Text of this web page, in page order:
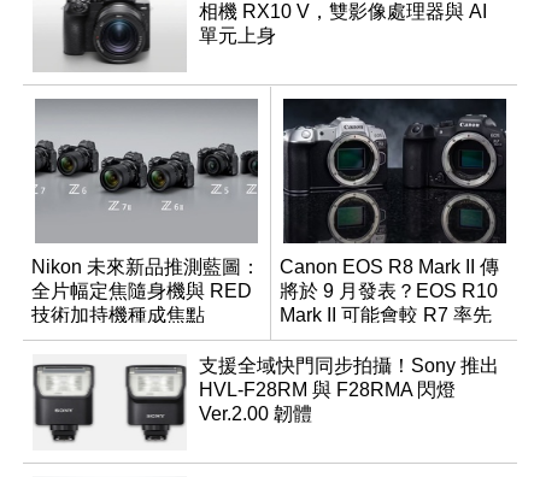
相機 RX10 V，雙影像處理器與 AI
單元上身
Nikon 未來新品推測藍圖：
全片幅定焦隨身機與 RED
技術加持機種成焦點
Canon EOS R8 Mark II 傳
將於 9 月發表？EOS R10
Mark II 可能會較 R7 率先
推出
支援全域快門同步拍攝！Sony 推出
HVL-F28RM 與 F28RMA 閃燈
Ver.2.00 韌體